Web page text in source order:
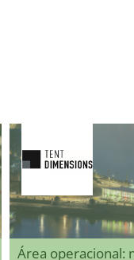
Área operacional: